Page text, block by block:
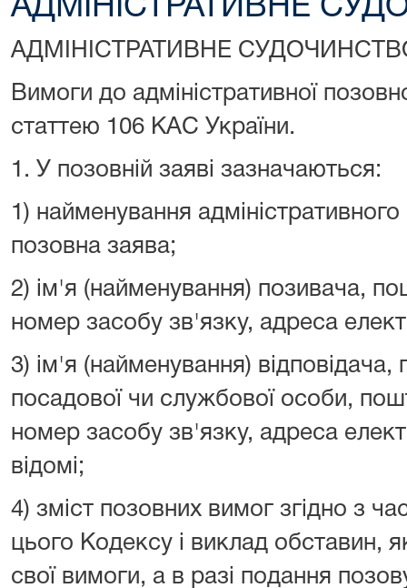
АДМІНІСТРАТИВНЕ
АДМІ
НІСТРАТИВНЕ
Вимоги до адміністративної
статтею 106 КАС України.
1. У позовній заяві зазначаються:
1) найменування
позовна заява;
2) ім'я (найменування) позивача,
номер засобу зв'язку, адреса
3) ім'я (найменування) відповідача,
посадової чи службової особи,
номер засобу зв'язку, адреса
відомі;
4) зміст позовних вимог згідно з
цього Кодексу і виклад обставин,
свої вимоги, а в разі подання